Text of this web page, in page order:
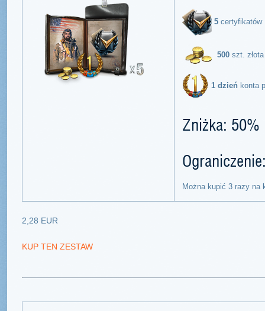
5 certyfikatów
500 szt. złota
1 dzień konta
Zniżka: 50%
Można kupić 3 razy na
2,28 EUR
KUP TEN ZESTAW